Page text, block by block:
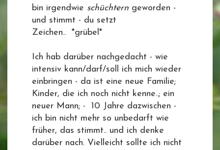
bin irgendwie schüchtern geworden -
und stimmt - du setzt
Zeichen.. *grübel*
Ich hab darüber nachgedacht - wie
intensiv kann/darf/soll ich mich wieder
einbringen - da ist eine neue Familie;
Kinder, die ich noch nicht kenne..; ein
neuer Mann; - 10 Jahre dazwischen -
ich bin nicht mehr so unbedarft wie
früher, das stimmt.. und ich denke
darüber nach. Vielleicht sollte ich nicht